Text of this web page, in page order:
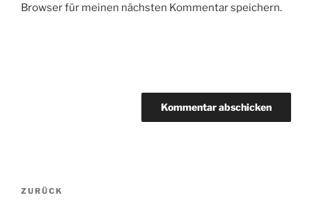
Browser für meinen nächsten Kommentar speichern.
Beitragsnavigation
Vorheriger
ZURÜCK